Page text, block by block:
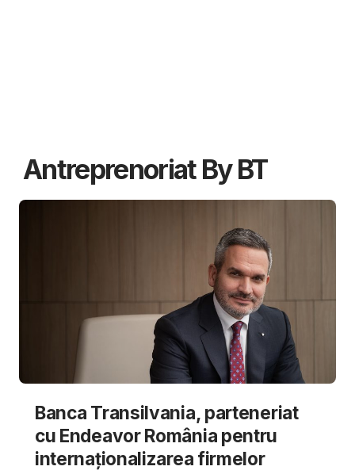
Antreprenoriat By BT
Banca Transilvania, parteneriat
cu Endeavor România pentru
internaționalizarea firmelor